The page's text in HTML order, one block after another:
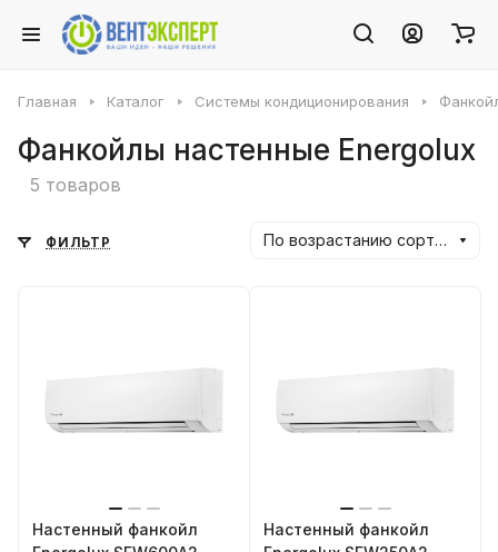
Главная Каталог Системы кондиционирования
Фанкойлы настенные Energolux
5 товаров
ФИЛЬТР По возрастанию сортировки
Настенный фанкойл
Настенный фанкойл